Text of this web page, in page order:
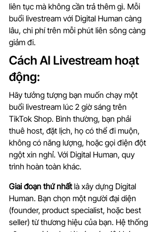
liên tục mà không cần trả thêm gì. Mỗi
buổi livestream với Digital Human càng
lâu, chi phí trên mỗi phút liên sông càng
giảm đi.
Cách AI Livestream hoạt
động:
Hãy tưởng tượng bạn muốn chạy một
buổi livestream lúc 2 giờ sáng trên
TikTok Shop. Bình thường, bạn phải
thuê host, đặt lịch, họ có thể đi muộn,
không có năng lượng, hoặc gọi điện đột
ngột xin nghỉ. Với Digital Human, quy
trình hoàn toàn khác.
Giai đoạn thứ nhất là xây dựng Digital
Human. Bạn chọn một người đại diện
(founder, product specialist, hoặc best
seller) từ thương hiệu của bạn. Hệ thống